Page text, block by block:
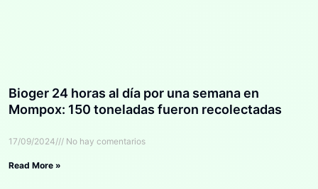
Bioger 24 horas al día por una semana en
Mompox: 150 toneladas fueron recolectadas
17/09/2024 No hay comentarios
Read More »